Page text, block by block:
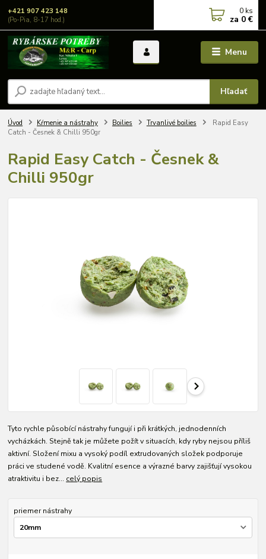
Menu
Hľadať
+421 907 423 148
(Po-Pia, 8-17 hod.)
0 ks
za 0 €
Úvod Kŕmenie a nástrahy Boilies Trvanlivé boilies
Rapid Easy
Catch - Česnek & Chilli 950gr
Rapid Easy Catch - Česnek &
Chilli 950gr
Tyto rychle působící nástrahy fungují i při krátkých, jednodenních
vycházkách. Stejně tak je můžete požít v situacích, kdy ryby nejsou příliš
aktivní. Složení mixu a vysoký podíl extrudovaných složek podporuje
práci ve studené vodě. Kvalitní esence a výrazné barvy zajišťují vysokou
atraktivitu i bez... celý popis
priemer nástrahy